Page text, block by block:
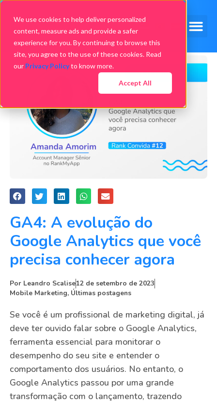
We use cookies to help deliver personalized
content, measure ads and provide a safer
experience for you. By continuing to browse this
site, you agree to the use of these cookies. Read
our Privacy Policyto know more.
Accept All
GA4: A evolução do
Google Analytics que você
precisa conhecer agora
Por Leandro Scalise12 de setembro de 2023
Mobile Marketing, Últimas postagens
Se você é um profissional de marketing digital, já
deve ter ouvido falar sobre o Google Analytics,
ferramenta essencial para monitorar o
desempenho do seu site e entender o
comportamento dos usuários. No entanto, o
Google Analytics passou por uma grande
transformação com o lançamento, trazendo